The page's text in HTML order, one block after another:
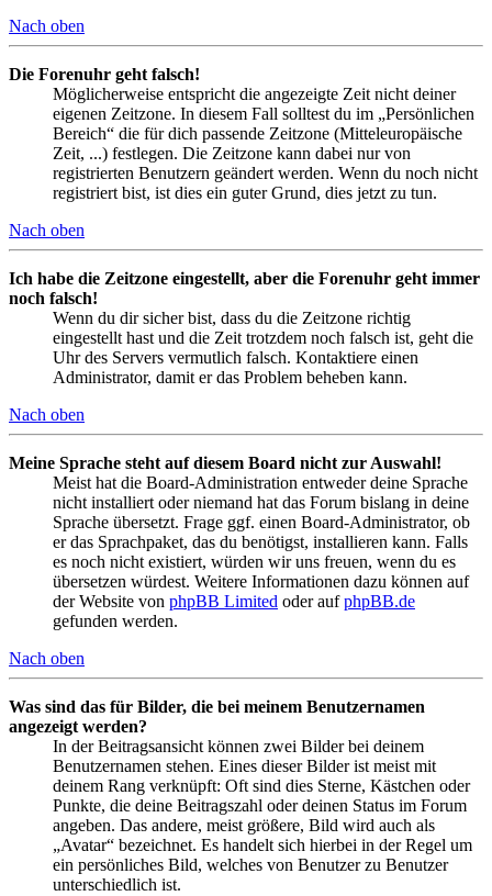
Nach oben
Die Forenuhr geht falsch!
Möglicherweise entspricht die angezeigte Zeit nicht deiner
eigenen Zeitzone. In diesem Fall solltest du im „Persönlichen
Bereich“ die für dich passende Zeitzone (Mitteleuropäische
Zeit, ...) festlegen. Die Zeitzone kann dabei nur von
registrierten Benutzern geändert werden. Wenn du noch nicht
registriert bist, ist dies ein guter Grund, dies jetzt zu tun.
Nach oben
Ich habe die Zeitzone eingestellt, aber die Forenuhr geht immer
noch falsch!
Wenn du dir sicher bist, dass du die Zeitzone richtig
eingestellt hast und die Zeit trotzdem noch falsch ist, geht die
Uhr des Servers vermutlich falsch. Kontaktiere einen
Administrator, damit er das Problem beheben kann.
Nach oben
Meine Sprache steht auf diesem Board nicht zur Auswahl!
Meist hat die Board-Administration entweder deine Sprache
nicht installiert oder niemand hat das Forum bislang in deine
Sprache übersetzt. Frage ggf. einen Board-Administrator, ob
er das Sprachpaket, das du benötigst, installieren kann. Falls
es noch nicht existiert, würden wir uns freuen, wenn du es
übersetzen würdest. Weitere Informationen dazu können auf
der Website von phpBB Limited oder aufphpBB.de
gefunden werden.
Nach oben
Was sind das für Bilder, die bei meinem Benutzernamen
angezeigt werden?
In der Beitragsansicht können zwei Bilder bei deinem
Benutzernamen stehen. Eines dieser Bilder ist meist mit
deinem Rang verknüpft: Oft sind dies Sterne, Kästchen oder
Punkte, die deine Beitragszahl oder deinen Status im Forum
angeben. Das andere, meist größere, Bild wird auch als
„Avatar“ bezeichnet. Es handelt sich hierbei in der Regel um
ein persönliches Bild, welches von Benutzer zu Benutzer
unterschiedlich ist.